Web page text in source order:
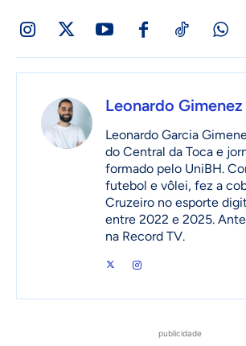
Leonardo Gimenez
Leonardo Garcia
do Central da Toca e
formado pelo UniBH.
futebol e vôlei, fez a
Cruzeiro no esporte
entre 2022 e 2025.
na Record TV.
publicidade